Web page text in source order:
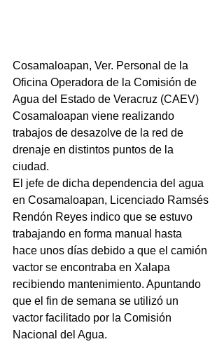
Cosamaloapan, Ver. Personal de la
Oficina Operadora de la Comisión de
Agua del Estado de Veracruz (CAEV)
Cosamaloapan viene realizando
trabajos de desazolve de la red de
drenaje en distintos puntos de la
ciudad.
El jefe de dicha dependencia del agua
en Cosamaloapan, Licenciado Ramsés
Rendón Reyes indico que se estuvo
trabajando en forma manual hasta
hace unos días debido a que el camión
vactor se encontraba en Xalapa
recibiendo mantenimiento. Apuntando
que el fin de semana se utilizó un
vactor facilitado por la Comisión
Nacional del Agua.